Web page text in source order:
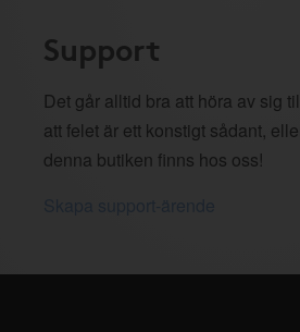
Support
Det går alltid bra att höra av sig
att felet är ett konstigt sådant,
denna butiken finns hos oss!